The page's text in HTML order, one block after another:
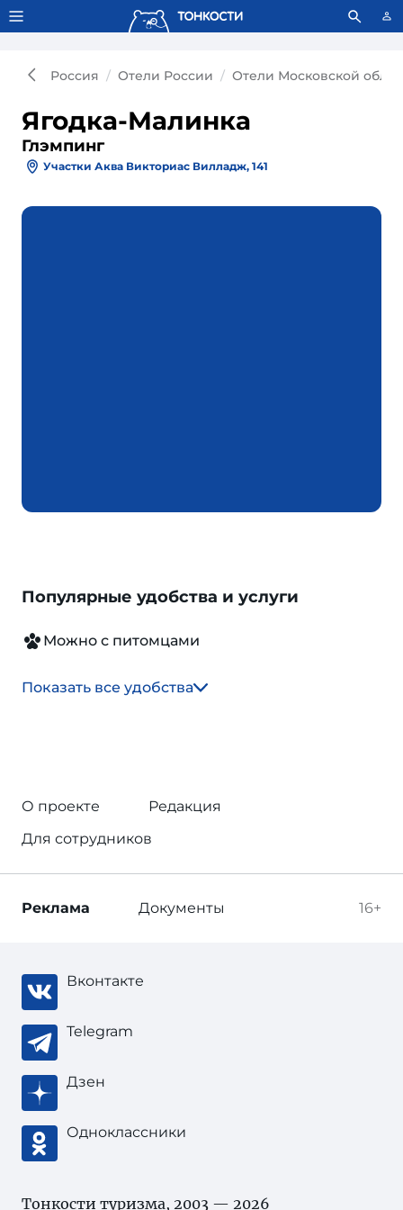
Тонкости используют сookie-файлы. Что это значит?
Россия Отели России Отели Московской
Ягодка-Малинка
Глэмпинг
Участки Аква Викториас Вилладж, 141
Популярные удобства и услуги
Можно с питомцами
Показать все удобства
О проекте
Редакция
Для сотрудников
16+
Реклама Документы
Вконтакте
Telegram
Дзен
Одноклассники
Тонкости туризма, 2003 — 2026